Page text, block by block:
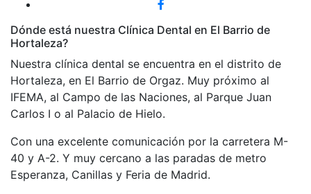
Dónde está nuestra Clínica Dental en El Barrio de
Hortaleza?
Nuestra clínica dental se encuentra en el distrito de
Hortaleza, en El Barrio de Orgaz. Muy próximo al
IFEMA, al Campo de las Naciones, al Parque Juan
Carlos I o al Palacio de Hielo.
Con una excelente comunicación por la carretera M-
40 y A-2. Y muy cercano a las paradas de metro
Esperanza, Canillas y Feria de Madrid.